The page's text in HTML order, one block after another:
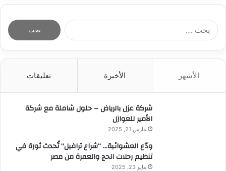
الأشهر الأخيرة تعليقات
شركة عزل بالرياض – حلول شاملة مع شركة
الأمير للعوازل
مارس 21, 2025
ودّع العشوائية… “شراع ترافيل” تُحدث ثورة في
تنظيم رحلات الحج والعمرة من مصر
مايو 23, 2025